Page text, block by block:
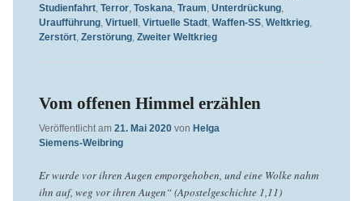
Studienfahrt, Terror, Toskana Traum Unterdrückung,
Uraufführung, Virtuell, Virtuelle Stadt, Waffen-SS, Weltkrieg,
Zerstört, Zerstörung, Zweiter Weltkrieg
Vom offenen Himmel erzählen
Veröffentlicht am 21. Mai 2020 von Helga
Siemens-Weibring
Er wurde vor ihren Augen emporgehoben, und eine Wolke nahm
ihn auf, weg vor ihren Augen“ (Apostelgeschichte 1,11)